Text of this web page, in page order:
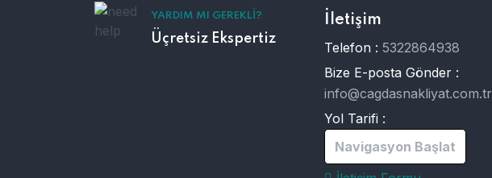
YARDIM MI GEREKLI?
Üçretsiz Ekspertiz
İletişim
Telefon : 5322864938
Bize E-posta Gönder :
info@cagdasnakliyat.com.tr
Yol Tarifi :
Navigasyon Başlat